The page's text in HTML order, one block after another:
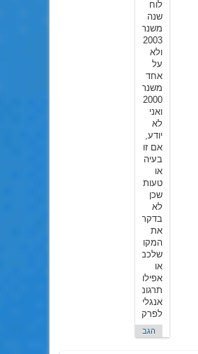
לוח
שנה
משנת
2003
ולא
על
אחד
משנת
2000.
ואני
לא
יודע,
אם זו
בעיה
או
טעות,
שכן
לא
בדקתי
את
המקור
שלכם
או
אפילו
תרגום
אנגלי
לפרק.
הגב